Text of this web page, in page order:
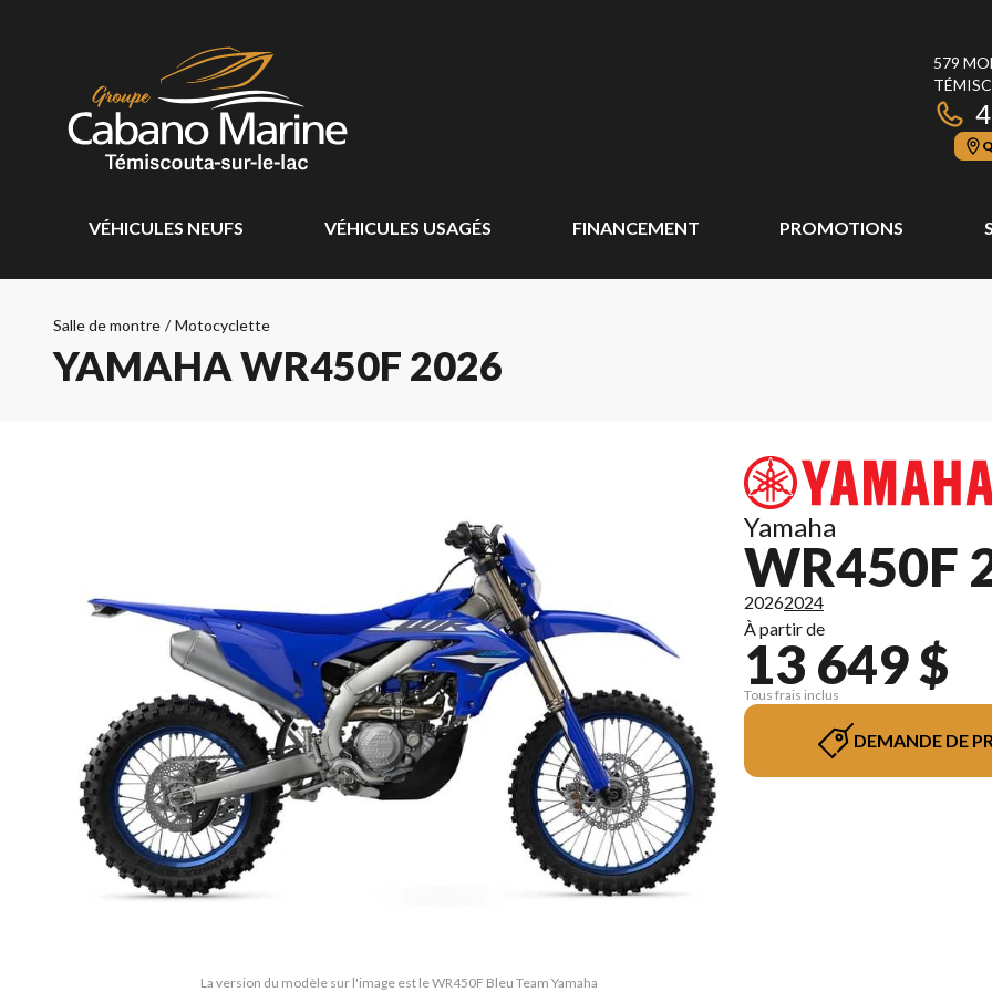
579
VÉHICULES NEUFS VÉHICULES USAGÉS FINANCEMENT PROMOTIONS
Salle de montre / Motocyclette
YAMAHA WR450F 2026
La version du modèle sur l'image est le WR450F Bleu Team Yamaha
Yamaha
WR450F
20262024
À partir de
13 649 $
Tous frais inclus
DEMANDE DE